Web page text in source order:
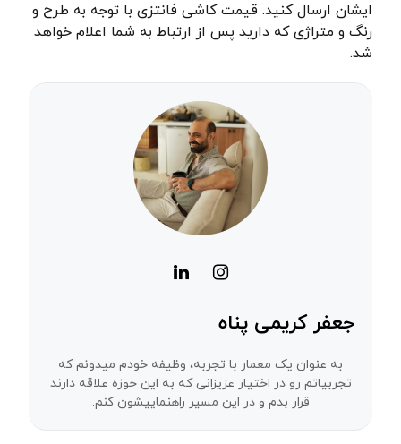
ایشان ارسال کنید. قیمت کاشی فانتزی با توجه به طرح و
رنگ و متراژی که دارید پس از ارتباط به شما اعلام خواهد
شد.
جعفر کریمی پناه
به عنوان یک معمار با تجربه، وظیفه خودم میدونم که
تجربیاتم رو در اختیار عزیزانی که به این حوزه علاقه دارند
قرار بدم و در این مسیر راهنماییشون کنم.